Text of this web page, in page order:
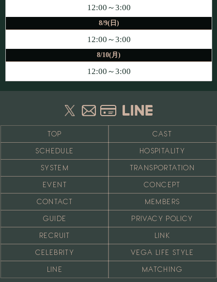
12:00～3:00
8/9(日)
12:00～3:00
8/10(月)
12:00～3:00
TOP
CAST
SCHEDULE
HOSPITALITY
SYSTEM
TRANSPORTATION
EVENT
CONCEPT
CONTACT
MEMBERS
GUIDE
PRIVACY POLICY
RECRUIT
LINK
CELEBRITY
VEGA LIFE STYLE
LINE
MATCHING